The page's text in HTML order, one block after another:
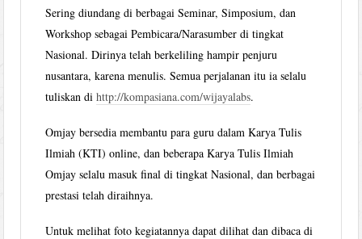
Sering diundang di berbagai Seminar, Simposium, dan
Workshop sebagai Pembicara/Narasumber di tingkat
Nasional. Dirinya telah berkeliling hampir penjuru
nusantara, karena menulis. Semua perjalanan itu ia selalu
tuliskan dihttp://kompasiana.com/wijayalabs.
Omjay bersedia membantu para guru dalam Karya Tulis
Ilmiah (KTI) online, dan beberapa Karya Tulis Ilmiah
Omjay selalu masuk final di tingkat Nasional, dan berbagai
prestasi telah diraihnya.
Untuk melihat foto kegiatannya dapat dilihat dan dibaca di